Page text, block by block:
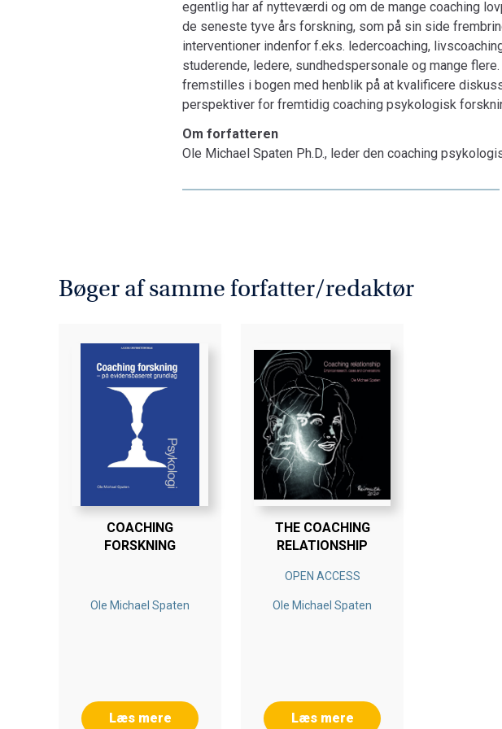
egentlig har af nytteværdi og om de mange coaching
de seneste tyve års forskning, som på sin side
interventioner indenfor f.eks. ledercoaching,
studerende, ledere, sundhedspersonale og mange
fremstilles i bogen med henblik på at kvalificere
perspektiver for fremtidig coaching psykologisk
Om forfatteren
Ole Michael Spaten Ph.D., leder den coaching
Bøger af samme forfatter/redaktør
COACHING
FORSKNING
Ole Michael Spaten
Læs mere
THE COACHING
RELATIONSHIP
OPEN ACCESS
Ole Michael Spaten
Læs mere